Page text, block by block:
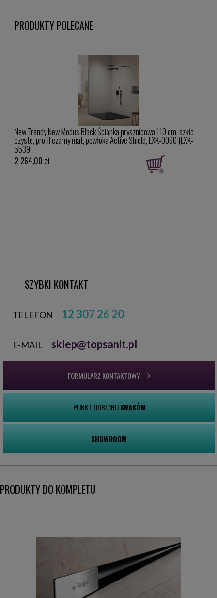
PRODUKTY POLECANE
New Trendy New Modus Black Ścianka prysznicowa 110 cm, szkło
czyste, profil czarny mat, powłoka Active Shield, EXK-0060 (EXK-
5539)
2 264,00 zł
SZYBKI KONTAKT
TELEFON 12 307 26 20
E-MAIL sklep@topsanit.pl
FORMULARZ KONTAKTOWY
PUNKT ODBIORUKRAKÓW
SHOWROOM
PRODUKTY DO KOMPLETU